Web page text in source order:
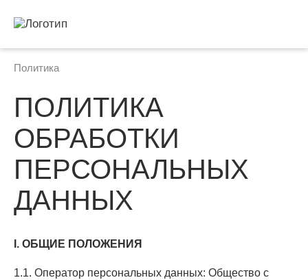
Политика
ПОЛИТИКА
ОБРАБОТКИ
ПЕРСОНАЛЬНЫХ
ДАННЫХ
I. ОБЩИЕ ПОЛОЖЕНИЯ
1.1. Оператор персональных данных: Общество с